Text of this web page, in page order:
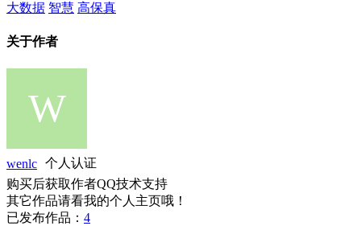
大数据 智慧 高保真
关于作者
wenlc
个人认证
购买后获取作者QQ技术支持
其它作品请看我的个人主页哦！
已发布作品： 4